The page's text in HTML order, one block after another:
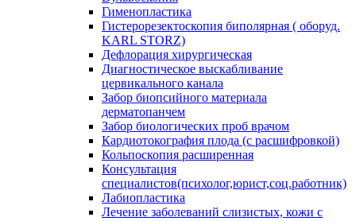
Гименопластика
Гистерорезектоскопия биполярная ( оборуд.
KARL STORZ)
Дефлорация хирургическая
Диагностическое выскабливание
цервикального канала
Забор биопсийного материала
дерматопанчем
Забор биологических проб врачом
Кардиотокография плода (с расшифровкой)
Кольпоскопия расширенная
Консультация
специалистов(психолог,юрист,соц.работник)
Лабиопластика
Лечение заболеваний слизистых, кожи с